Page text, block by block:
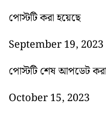
পোস্টটি করা হয়েছে
September 19, 2023
পোস্টটি শেষ আপডেট
October 15, 2023